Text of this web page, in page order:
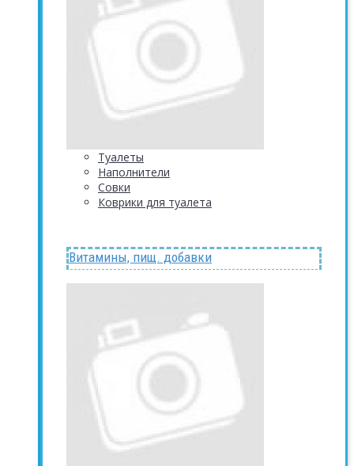
Туалеты
Наполнители
Совки
Коврики для туалета
Витамины, пищ. добавки